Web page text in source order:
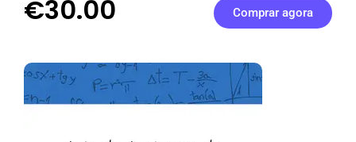
€30.00 Comprar agora